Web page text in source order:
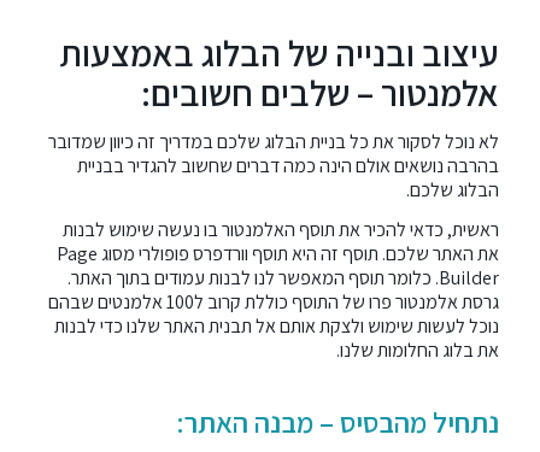
עיצוב ובנייה של הבלוג באמצעות
אלמנטור – שלבים חשובים:
לא נוכל לסקור את כל בניית הבלוג שלכם במדריך זה כיוון שמדובר
בהרבה נושאים אולם הינה כמה דברים שחשוב להגדיר בבניית
הבלוג שלכם.
ראשית, כדאי להכיר את תוסףהאלמנטורבו נעשה שימוש לבנות
את האתר שלכם. תוסף זה היא תוסףוורדפרס
פופולרי מסוג Page
Builder. כלומר תוסף המאפשר לנו לבנות עמודים בתוך האתר.
גרסתאלמנטור פרו
של התוסף כוללת קרוב ל100 אלמנטים שבהם
נוכל לעשות שימוש ולצקת אותם אל תבנית האתר שלנו כדי לבנות
את בלוג החלומות שלנו.
נתחיל מהבסיס – מבנה האתר: